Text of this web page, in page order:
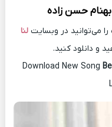
بهنام حسن زاده
می‌توانید در وبسایت لنا
و دانلود کنید.
Download New Song